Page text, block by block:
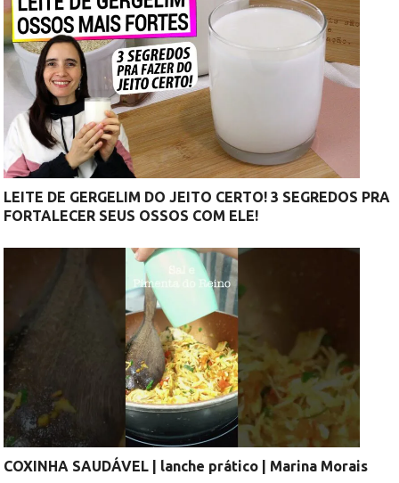
LEITE DE GERGELIM DO JEITO CERTO! 3 SEGREDOS PRA
FORTALECER SEUS OSSOS COM ELE!
COXINHA SAUDÁVEL | lanche prático | Marina Morais